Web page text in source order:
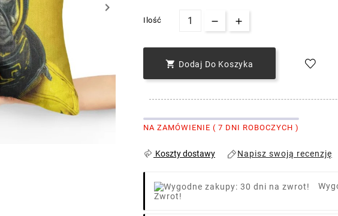
keyboard_arrow_right
Ilość
 Dodaj Do Koszyka
NA ZAMÓWIENIE ( 7 DNI ROBOCZYCH )
Koszty dostawy Napisz swoją recenzję
Zwrot!